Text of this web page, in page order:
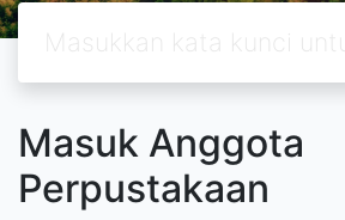
Masuk Anggota
Perpustakaan